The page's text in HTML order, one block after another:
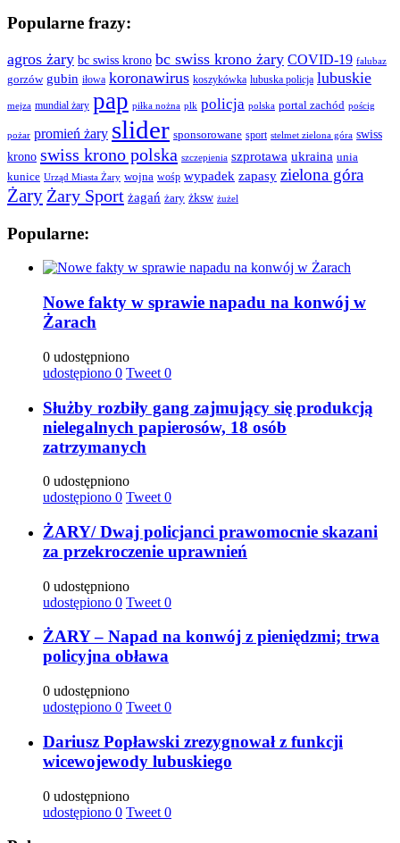
Popularne frazy:
agros żary bc swiss krono bc swiss krono żary COVID-19 falubaz
gorzów gubin iłowa koronawirus koszykówka lubuska policja lubuskie
mejza mundial żary pap piłka nożna plk policja polska portal zachód pościg
pożar promień żary slider sponsorowane sport stelmet zielona góra swiss
krono swiss krono polska szczepienia szprotawa ukraina unia
kunice Urząd Miasta Żary wojna wośp wypadek zapasy zielona góra
Żary Żary Sport żagań żary żksw żużel
Popularne:
Nowe fakty w sprawie napadu na konwój w
Żarach
0 udostępniono
udostępiono 0 Tweet 0
Służby rozbiły gang zajmujący się produkcją
nielegalnych papierosów, 18 osób
zatrzymanych
0 udostępniono
udostępiono 0 Tweet 0
ŻARY/ Dwaj policjanci prawomocnie skazani
za przekroczenie uprawnień
0 udostępniono
udostępiono 0 Tweet 0
ŻARY – Napad na konwój z pieniędzmi; trwa
policyjna obława
0 udostępniono
udostępiono 0 Tweet 0
Dariusz Popławski zrezygnował z funkcji
wicewojewody lubuskiego
0 udostępniono
udostępiono 0 Tweet 0